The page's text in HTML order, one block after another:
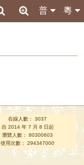
粵
普
在線人數： 3037
自 2014 年 7 月 8 日起
瀏覽人數： 80300603
使用次數： 294347000